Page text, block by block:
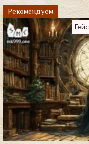
a
m
Рекомендуем
Гейс